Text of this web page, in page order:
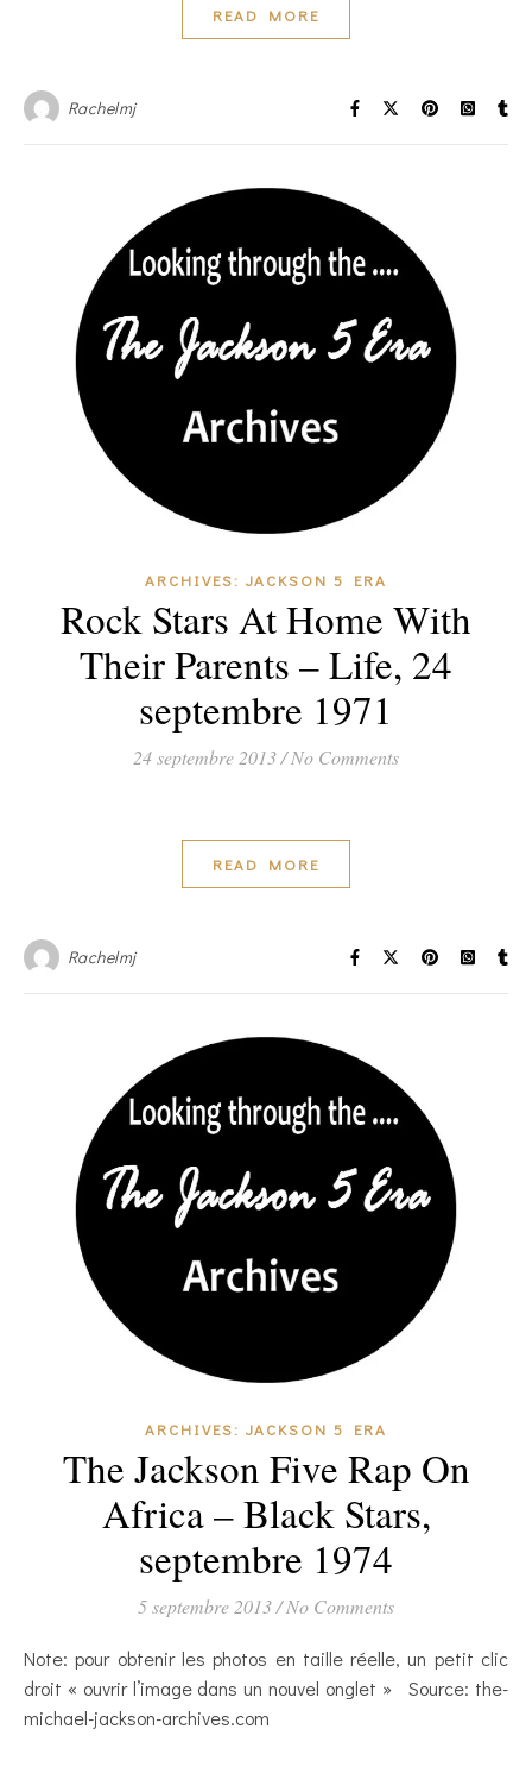
READ MORE
Rachelmj
ARCHIVES: JACKSON 5 ERA
Rock Stars At Home With
Their Parents – Life, 24
septembre 1971
24 septembre 2013/ No Comments
READ MORE
Rachelmj
ARCHIVES: JACKSON 5 ERA
The Jackson Five Rap On
Africa – Black Stars,
septembre 1974
5 septembre 2013/ No Comments
Note: pour obtenir les photos en taille réelle, un petit clic
droit « ouvrir l’image dans un nouvel onglet » Source: the-
michael-jackson-archives.com